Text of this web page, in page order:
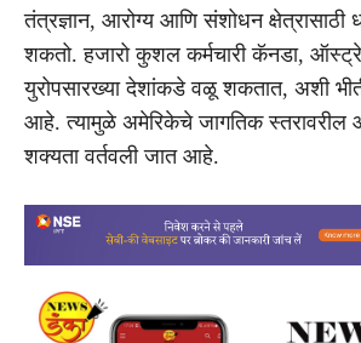
तंत्रज्ञान, आरोग्य आणि संशोधन क्षेत्रासाठी
शकतो. हजारो कुशल कर्मचारी कॅनडा,
युरोपसारख्या देशांकडे वळू शकतात, अशी
आहे. त्यामुळे अमेरिकेचे जागतिक स्तरावरील
शक्यता वर्तवली जात आहे.